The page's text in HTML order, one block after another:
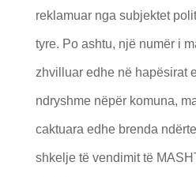
reklamuar nga subjektet
tyre. Po ashtu, një numër i
zhvilluar edhe në hapësirat
ndryshme nëpër komuna,
caktuara edhe brenda
shkelje të vendimit të